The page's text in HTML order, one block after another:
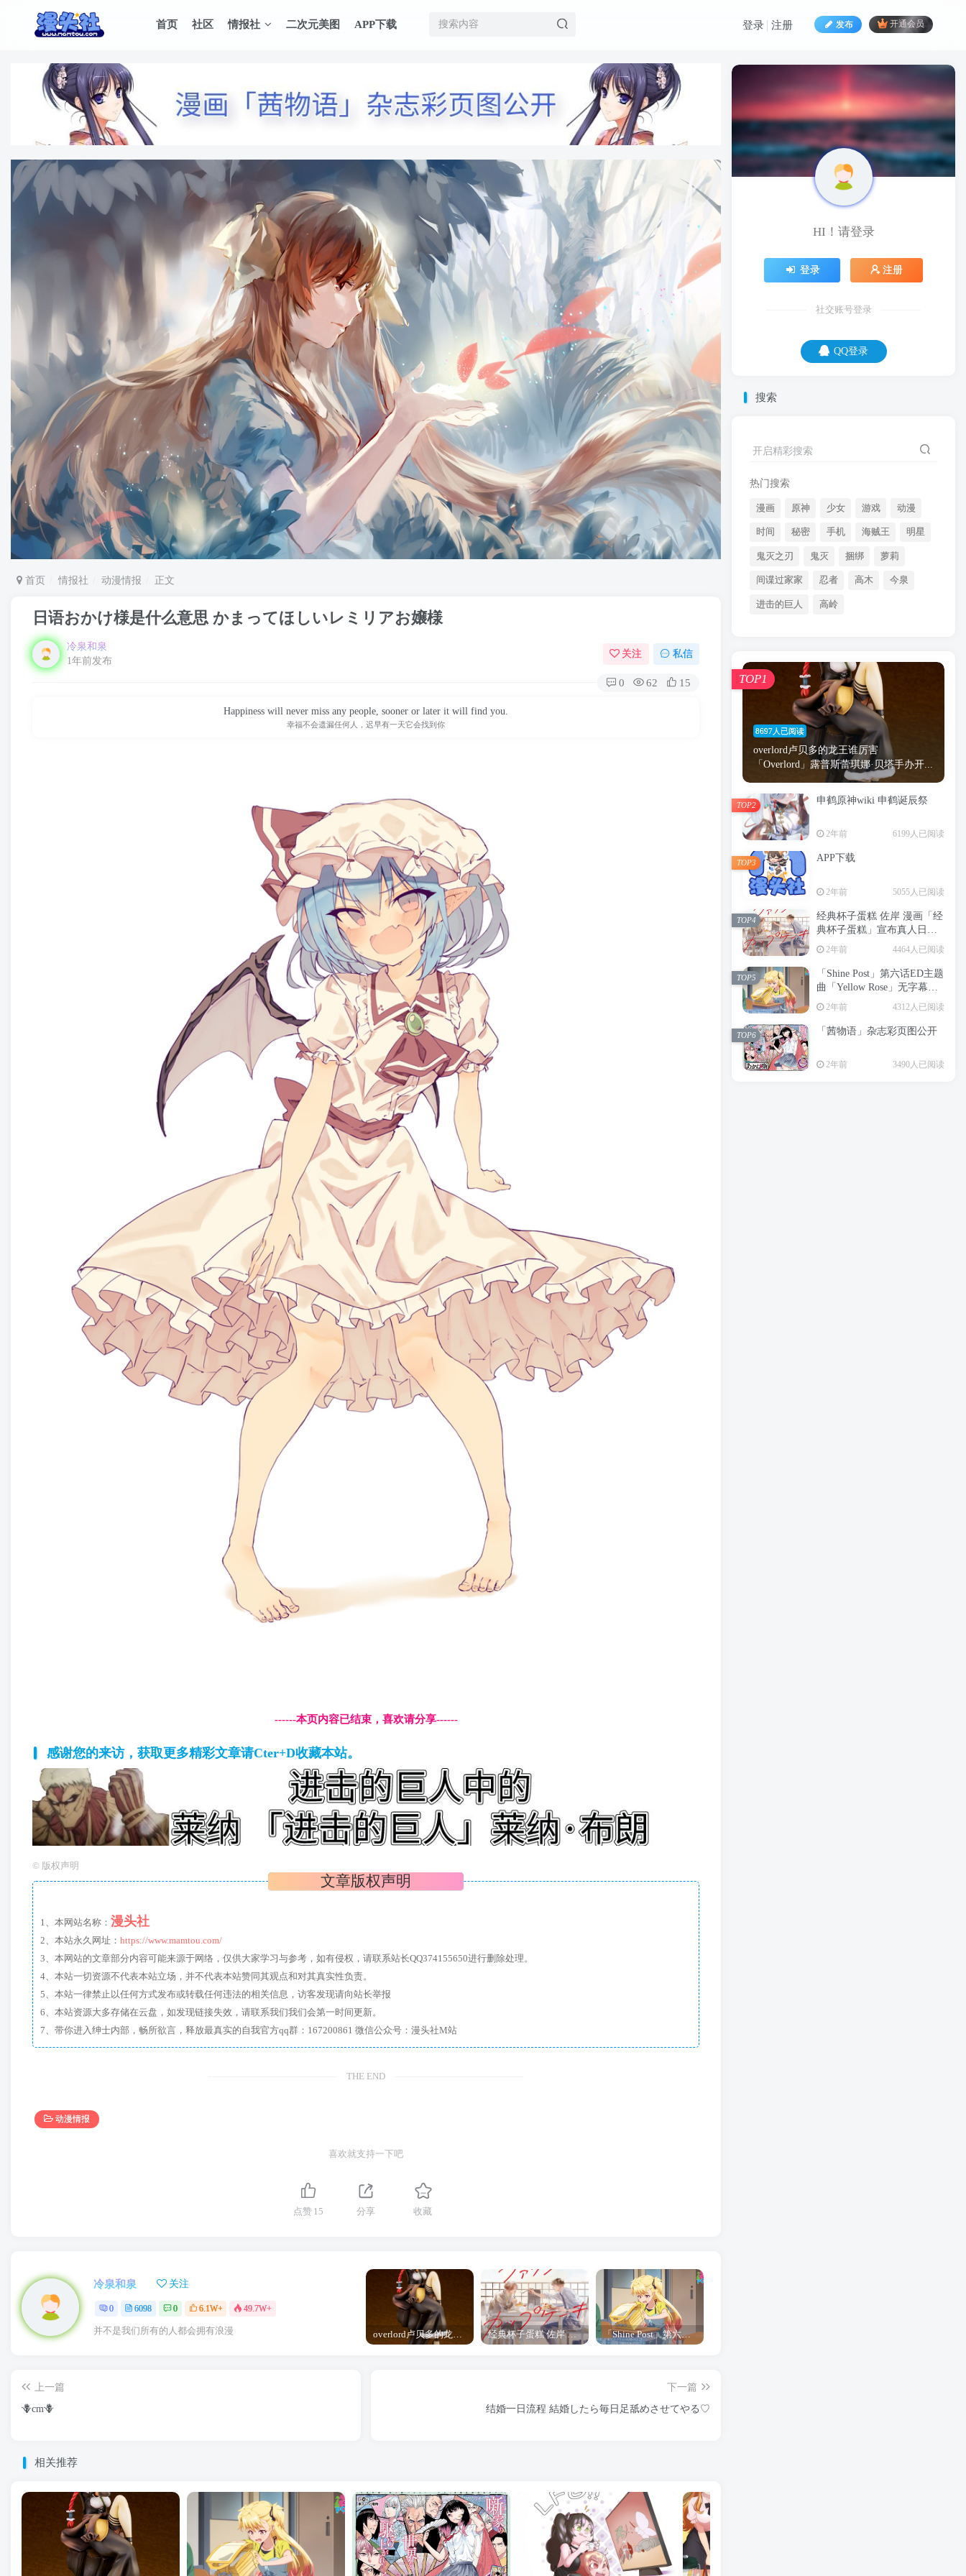
首页 社区 情报社 二次元美图 APP下载 发布 开通会员
登录 注册
首页 情报社 动漫情报 正文
日语おかけ様是什么意思 かまってほしいレミリアお嬢様
冷泉和泉
1年前发布
关注 私信
0 62 15
Happiness will never miss any people, sooner or later it will find you.
幸福不会遗漏任何人，迟早有一天它会找到你
------本页内容已结束，喜欢请分享------
感谢您的来访，获取更多精彩文章请Cter+D收藏本站。
© 版权声明
文章版权声明
1、本网站名称： 漫头社
2、本站永久网址： https://www.mamtou.com/
3、本网站的文章部分内容可能来源于网络，仅供大家学习与参考，如有侵权，请联系站长QQ374155650进行删除处理。
4、本站一切资源不代表本站立场，并不代表本站赞同其观点和对其真实性负责。
5、本站一律禁止以任何方式发布或转载任何违法的相关信息，访客发现请向站长举报
6、本站资源大多存储在云盘，如发现链接失效，请联系我们我们会第一时间更新。
7、带你进入绅士内部，畅所欲言，释放最真实的自我官方qq群：167200861 微信公众号：漫头社M站
THE END
动漫情报
喜欢就支持一下吧
点赞 15 分享 收藏
冷泉和泉 关注
0 6098 0 6.1W+ 49.7W+
并不是我们所有的人都会拥有浪漫 overlord卢贝多的龙王谁厉害 「Overlord」露普斯蕾琪娜·贝塔手办开订 经典杯子蛋糕 佐岸 漫画「经典杯子蛋糕」宣布真人日剧化 「Shine Post」第六话ED主题曲「Yellow Rose」无字幕MV公开
上一篇
🪻cm🪻
下一篇
结婚一日流程 結婚したら毎日足舐めさせてやる♡
相关推荐
HI！请登录
登录 注册
社交账号登录
QQ登录
搜索
开启精彩搜索
热门搜索
漫画 原神 少女 游戏 动漫
时间 秘密 手机 海贼王 明星
鬼灭之刃 鬼灭 捆绑 萝莉
间谍过家家 忍者 高木 今泉
进击的巨人 高岭
8697人已阅读
overlord卢贝多的龙王谁厉害
「Overlord」露普斯蕾琪娜·贝塔手办开...
TOP1
申鹤原神wiki 申鹤诞辰祭
2年前 6199人已阅读
TOP2
APP下载
2年前 5055人已阅读
TOP3
经典杯子蛋糕 佐岸 漫画「经
典杯子蛋糕」宣布真人日剧
化
2年前 4464人已阅读
TOP4
「Shine Post」第六话ED主题
曲「Yellow Rose」无字幕MV
公开
2年前 4312人已阅读
TOP5
「茜物语」杂志彩页图公开
2年前 3490人已阅读
TOP6
HI！请登录
登录 注册
社交账号登录
QQ登录
你不用装疯卖傻，把你当傻子的，多了去
时间 秘密 手机 海贼王
鬼灭 捆绑 萝莉
间谍过家家 忍者 高木
进击的巨人 高岭
8697人已阅读
overlord卢贝多的龙王谁厉害
「Overlord」露普斯蕾琪娜·贝塔手办开...
TOP1
申鹤原神wiki 申鹤诞辰祭
2年前 6199人已阅读
TOP2
APP下载
2年前 5055人已阅读
TOP3
经典杯子蛋糕 佐岸 漫画「经
典杯子蛋糕」宣布真人日剧
TOP4